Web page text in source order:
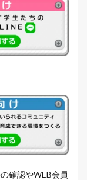
確認やWEB会員